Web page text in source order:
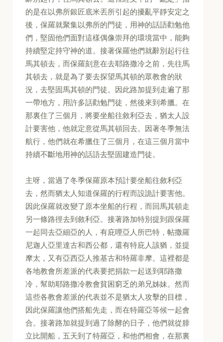
的是在以弗所銀匠底米丟所引起的擾亂平靜安定之
後，保羅就聚集以弗所的門徒，用神的話語勸勉他
們，堅固他們面對這樣偶像崇拜的環境當中，能夠
持續堅定持守神的道。接著保羅他們就辭別起行往
馬其頓去，而保羅刻意在去耶路撒冷之前，先往馬
其頓去，就是為了要去探望馬其頓的眾教會的狀
況，去堅固馬其頓的門徒。因此路加提到走遍了那
一帶地方，用許多話勸勉門徒，然後來到希臘。在
那裏住了三個月，將要坐船往敘利亞去，猶太人設
計要害他，他就定意從馬其頓回去。因著冬季無法
航行，他們就在希臘住了三個月，在這三個月當中
持續不斷地用神的話語去堅固建造門徒。
主呀，當過了冬季保羅原本預計要坐船往敘利亞
去，然而猶太人知道保羅的行程而設詭計要害他。
因此保羅就改變了原本坐船的行程，而回馬其頓走
另一條路徑去到敘利亞。接著路加特別提到跟保羅
一起同去亞細亞的人，有庇哩亞人所巴特，帖撒羅
尼迦人亞里達古和西公都，還有特庇人該猶，並提
摩太，又有亞西亞人推基古和特羅非摩。這裡都是
各地教會所差派的代表要把捐款一起送到耶路撒
冷，幫助耶路撒冷教會貧困窮乏的弟兄姊妹。然而
這些各教會差派的代表並不是猶太人攻擊的目標，
因此保羅讓他們搭船先走，而在特羅亞等候一起會
合。接著路加就提到過了除酵的日子，他們就從腓
立比開船，五天到了特羅亞，和他們相會，在那裏